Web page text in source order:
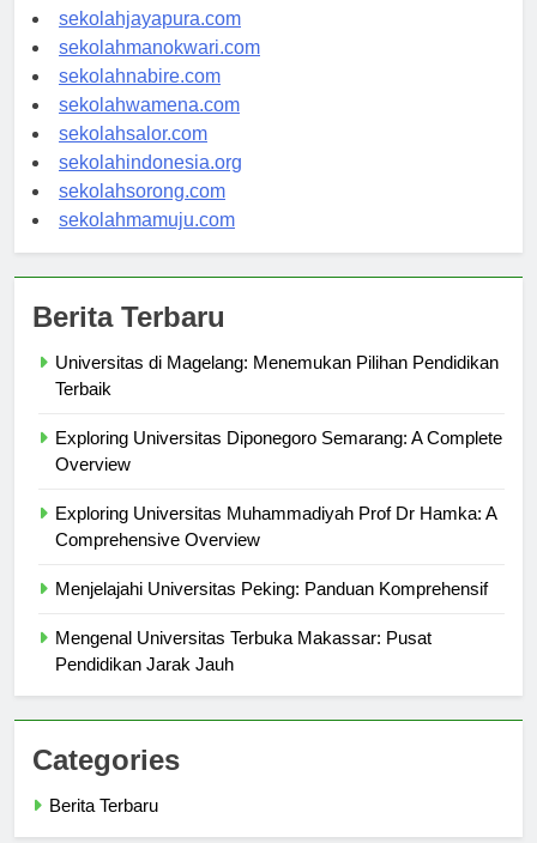
sekolahambon.com
sekolahjayapura.com
sekolahmanokwari.com
sekolahnabire.com
sekolahwamena.com
sekolahsalor.com
sekolahindonesia.org
sekolahsorong.com
Universitas di Magelang: Menemukan Pilihan Pendidikan
Exploring Universitas Diponegoro Semarang: A Complete
Exploring Universitas Muhammadiyah Prof Dr Hamka: A
Mengenal Universitas Terbuka Makassar: Pusat
Categories